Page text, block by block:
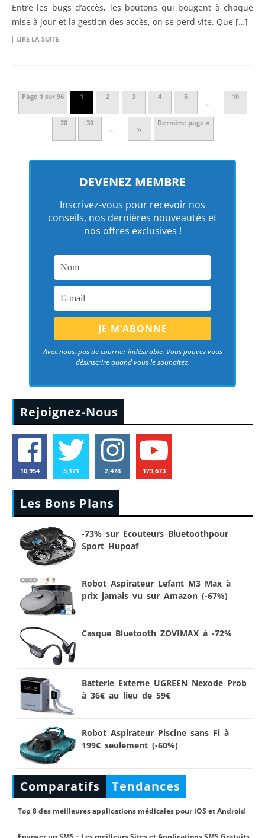
Entre les bugs d’accès, les boutons qui bougent à chaque
mise à jour et la gestion des accès, on se perd vite. Que […]
LIRE LA SUITE
Page 1 sur 96 1 2 3 4 5
…
10
20 30
… » Dernière page »
DEVENEZ MEMBRE
Inscrivez-vous pour recevoir nos
conseils, nos dernières nouveautés et
nos offres exclusives !
Avec nous, pas de courrier indésirable. Vous pouvez vous
désinscrire quand vous le souhaitez.
Rejoignez-Nous
10,954 5,171 2,478 173,673
Les Bons Plans
-73% sur Ecouteurs Bluetoothpour
Sport Hupoaf
Robot Aspirateur Lefant M3 Max à
prix jamais vu sur Amazon (-67%)
Casque Bluetooth ZOVIMAX à -72%
Batterie Externe UGREEN Nexode Prob
à 36€ au lieu de 59€
Robot Aspirateur Piscine sans Fi à
199€ seulement (-60%)
Comparatifs Tendances
Top 8 des meilleures applications médicales pour iOS et Android